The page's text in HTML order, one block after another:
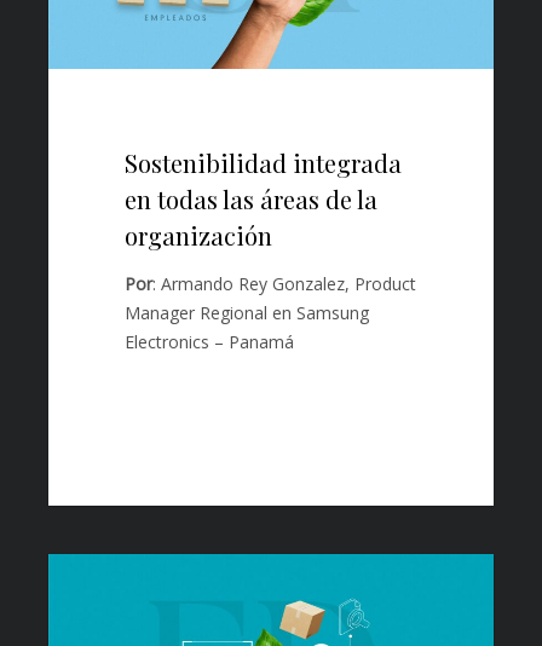
Sostenibilidad integrada
en todas las áreas de la
organización
Por: Armando Rey Gonzalez, Product
Manager Regional en Samsung
Electronics – Panamá